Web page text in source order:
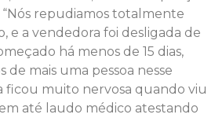
repudiamos totalmente
e a vendedora foi desligada de
há menos de 15 dias,
de mais uma pessoa nesse
ficou muito nervosa quando viu
até laudo médico atestando